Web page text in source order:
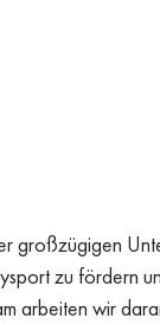
großzügigen
zu fördern
arbeiten wir